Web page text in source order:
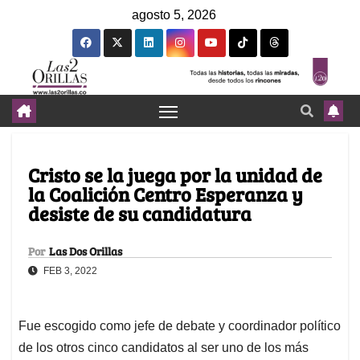
agosto 5, 2026
Cristo se la juega por la unidad de
la Coalición Centro Esperanza y
desiste de su candidatura
Por Las Dos Orillas
FEB 3, 2022
Fue escogido como jefe de debate y coordinador político
de los otros cinco candidatos al ser uno de los más